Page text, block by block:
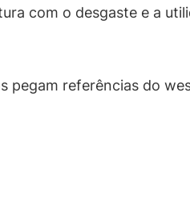
com o desgaste e a
pegam referências do